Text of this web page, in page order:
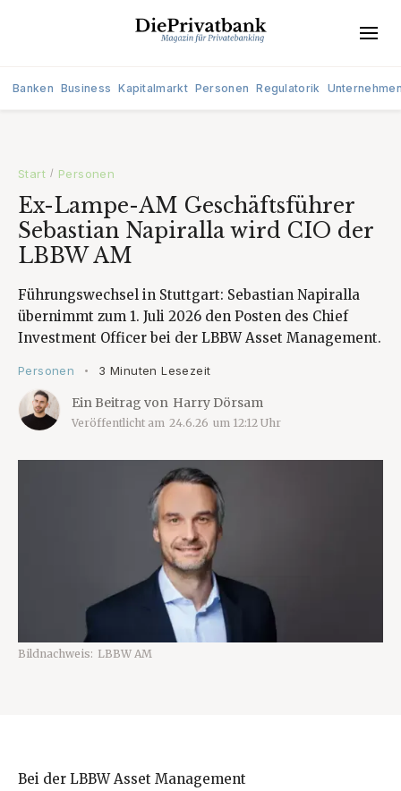
Banken Business Kapitalmarkt Personen Regulatorik
Start / Personen
Ex-Lampe-AM Geschäftsführer
Sebastian Napiralla wird CIO der
LBBW AM
Führungswechsel in Stuttgart: Sebastian Napiralla
übernimmt zum 1. Juli 2026 den Posten des Chief
Investment Officer bei der LBBW Asset Management.
Personen • 3 Minuten Lesezeit
Ein Beitrag von Harry Dörsam
Veröffentlicht am 24.6.26 um 12:12 Uhr
Bildnachweis: LBBW AM
Bei der LBBW Asset Management